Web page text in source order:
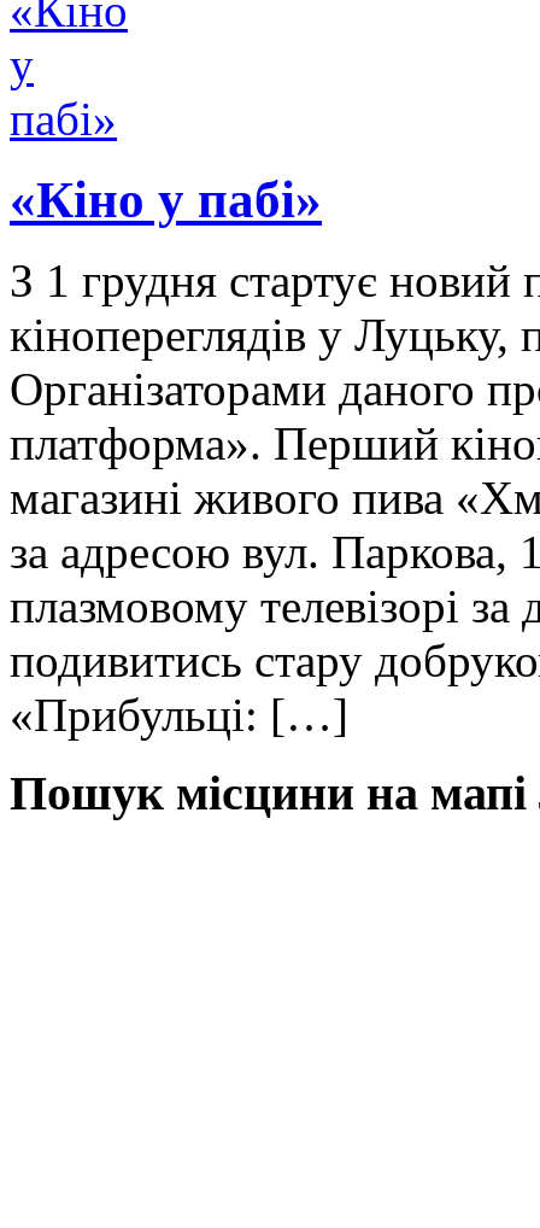
«Кіно у пабі»
З 1 грудня стартує новий
кінопереглядів у Луцьку,
Організаторами даного
платформа». Перший
магазині живого пива
за адресою вул.
плазмовому телевізорі
подивитись стару
«Прибульці: […]
Пошук місцини на